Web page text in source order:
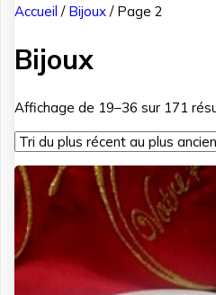
Accueil / Bijoux / Page 2
Bijoux
Affichage de 19–36 sur 171